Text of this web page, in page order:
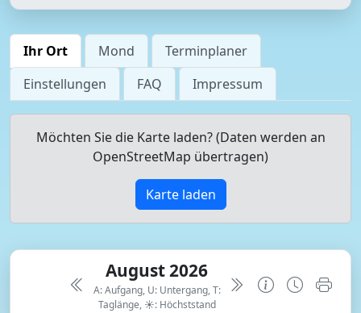
Ihr Ort Mond
Terminplaner
Einstellungen
FAQ Impressum
Möchten Sie die Karte laden? (Daten werden an
OpenStreetMap übertragen)
Karte laden
August 2026
A: Aufgang, U: Untergang, T:
Taglänge, ☀: Höchststand